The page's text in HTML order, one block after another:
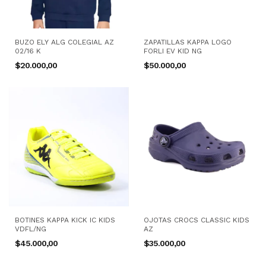
BUZO ELY ALG COLEGIAL AZ
02/16 K
$20.000,00
ZAPATILLAS KAPPA LOGO
FORLI EV KID NG
$50.000,00
BOTINES KAPPA KICK IC KIDS
VDFL/NG
$45.000,00
OJOTAS CROCS CLASSIC KIDS
AZ
$35.000,00